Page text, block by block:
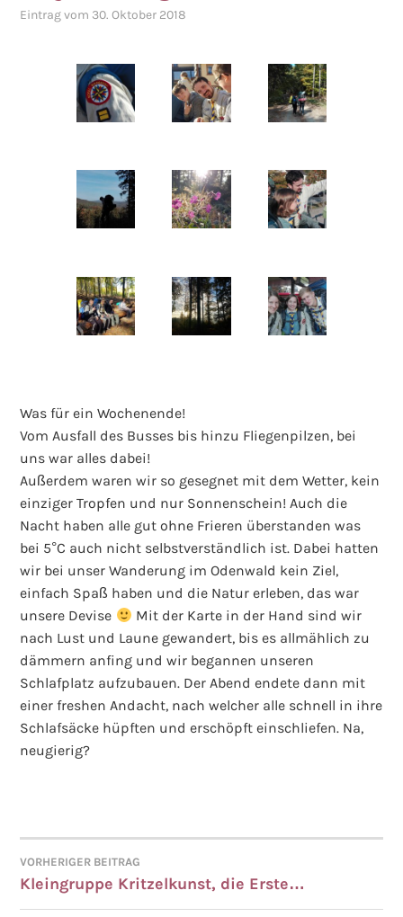
Eintrag vom 30. Oktober 2018
Was für ein Wochenende!
Vom Ausfall des Busses bis hinzu Fliegenpilzen, bei
uns war alles dabei!
Außerdem waren wir so gesegnet mit dem Wetter, kein
einziger Tropfen und nur Sonnenschein! Auch die
Nacht haben alle gut ohne Frieren überstanden was
bei 5°C auch nicht selbstverständlich ist. Dabei hatten
wir bei unser Wanderung im Odenwald kein Ziel,
einfach Spaß haben und die Natur erleben, das war
unsere Devise
Mit der Karte in der Hand sind wir
nach Lust und Laune gewandert, bis es allmählich zu
dämmern anfing und wir begannen unseren
Schlafplatz aufzubauen. Der Abend endete dann mit
einer freshen Andacht, nach welcher alle schnell in ihre
Schlafsäcke hüpften und erschöpft einschliefen. Na,
neugierig?
BEITRAGSNAVIGATION
VORHERIGER BEITRAG
Kleingruppe Kritzelkunst, die Erste…